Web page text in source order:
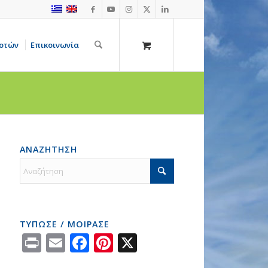
Επικοινωνία
ΑΝΑΖΗΤΗΣΗ
ΤΥΠΩΣΕ / ΜΟΙΡΑΣΕ
PrintEmailFacebook
Pinterest